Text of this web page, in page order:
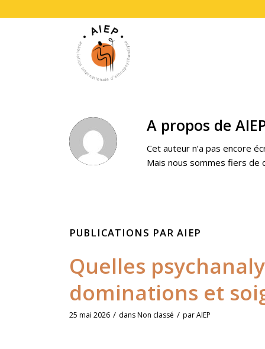
A propos de
Cet auteur n’a pas encore
Mais nous sommes fiers de
PUBLICATIONS PAR AIEP
Quelles
dominations et
25 mai 2026 / dansNon classé / parAIEP